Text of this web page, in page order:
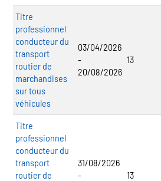
Titre
professionnel
conducteur du
transport
routier de
marchandises
sur tous
véhicules
03/04/2026
-
20/08/2026
13
Titre
professionnel
conducteur du
transport
routier de
31/08/2026
-
13